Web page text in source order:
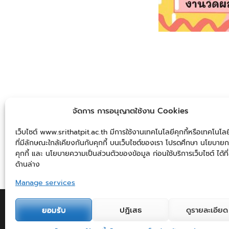
จัดการ การอนุญาตใช้งาน Cookies
เว็บไซต์ www.srithatpit.ac.th มีการใช้งานเทคโนโลยีคุกกี้หรือเทคโนโ
ที่มีลักษณะใกล้เคียงกันกับคุกกี้ บนเว็บไซต์ของเรา โปรดศึกษา นโยบายก
คุกกี้ และ นโยบายความเป็นส่วนตัวของข้อมูล ก่อนใช้บริการเว็บไซต์ ได้
ด้านล่าง
Manage services
ยอมรับ ปฏิเสธ ดูรายละเอียด
Post Views:
ติดต่อเรา
2